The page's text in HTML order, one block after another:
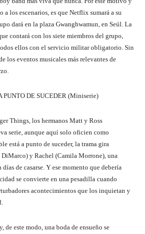
a los escenarios, es que Netflix sumará a su
dará en la plaza Gwanghwamun, en Seúl. La
contará con los siete miembros del grupo,
ellos con el servicio militar obligatorio. Sin
los eventos musicales más relevantes de
PUNTO DE SUCEDER (Miniserie)
Things, los hermanos Matt y Ross
serie, aunque aquí solo oficien como
está a punto de suceder, la trama gira
y Rachel (Camila Morrone), una
de casarse. Y ese momento que debería
se convierte en una pesadilla cuando
acontecimientos que los inquietan y
de este modo, una boda de ensueño se